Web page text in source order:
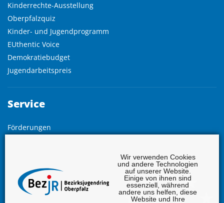
Wir verwenden Cookies
und andere Technologien
auf unserer Website.
Einige von ihnen sind
essenziell, während
andere uns helfen, diese
Website und Ihre
Kinderrechte-Ausstellung
Oberpfalzquiz
Kinder- und Jugendprogramm
EUthentic Voice
Demokratiebudget
Jugendarbeitspreis
Service
Förderungen
Vollversammlung
Jahresberichte
Infodienst